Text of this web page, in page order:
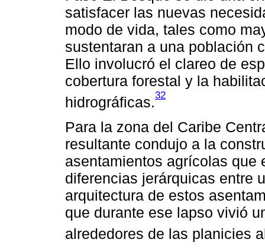
satisfacer las nuevas
modo de vida, tales como
sustentaran a una población
Ello involucró el clareo de
cobertura forestal y la
hidrográficas.32
Para la zona del Caribe
resultante condujo a la
asentamientos agrícolas que
diferencias jerárquicas entre
arquitectura de estos
que durante ese lapso vivió
alrededores de las planicies